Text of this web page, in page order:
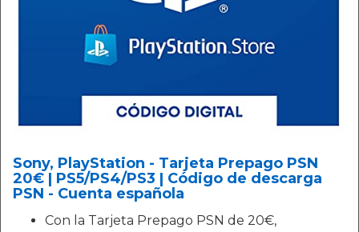
Sony, PlayStation - Tarjeta Prepago PSN
20€ | PS5/PS4/PS3 | Código de descarga
PSN - Cuenta española
Con la Tarjeta Prepago PSN de 20€,